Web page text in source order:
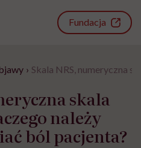
Fundacja
› Skala NRS, numeryczna
skala
należy
ból pacjenta?